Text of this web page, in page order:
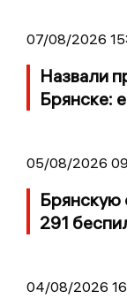
07/08/2026
Назвали
Брянске:
05/08/2026
Брянскую
291
04/08/2026